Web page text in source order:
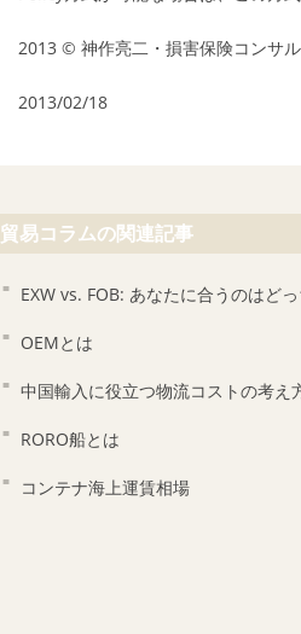
2013 © 神作亮二・損害保険コンサ
2013/02/18
貿易コラムの関連記事
EXW vs. FOB: あなたに合うのはどっ
OEMとは
中国輸入に役立つ物流コストの考え
RORO船とは
コンテナ海上運賃相場